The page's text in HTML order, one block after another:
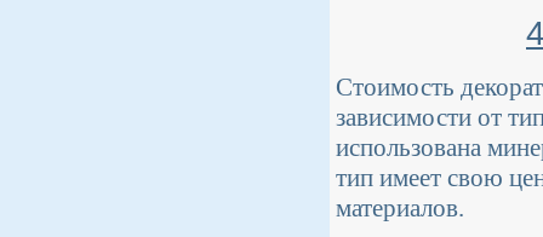
Стоимость
зависимости от
использована
тип имеет свою
материалов.